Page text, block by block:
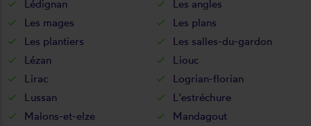
Lédignan
Les angles
Les mages
Les plans
Les plantiers
Les salles-du-gardon
Lézan
Liouc
Lirac
Logrian-florian
Lussan
L'estréchure
Malons-et-elze
Mandagout